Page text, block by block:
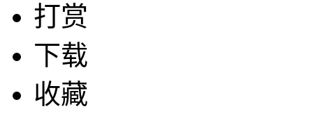
打赏
下载
收藏